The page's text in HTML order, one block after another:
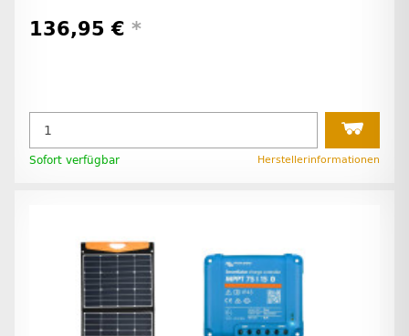
136,95 € *
Sofort verfügbar Herstellerinformationen